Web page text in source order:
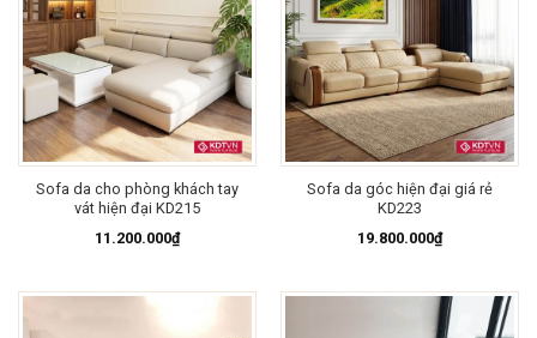
Sofa da cho phòng khách tay
vát hiện đại KD215
11.200.000₫
Sofa da góc hiện đại giá rẻ
KD223
19.800.000₫